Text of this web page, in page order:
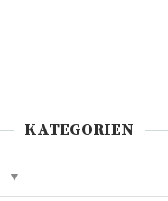
KATEGORIEN